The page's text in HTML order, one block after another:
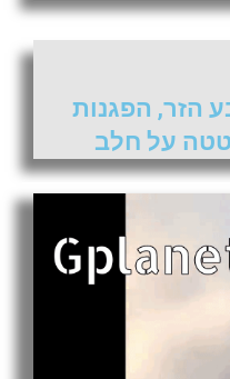
הזר, הפגנות
על חלב